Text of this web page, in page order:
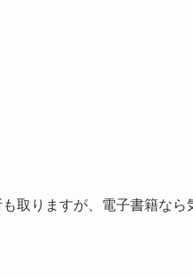
取りますが、電子書籍な